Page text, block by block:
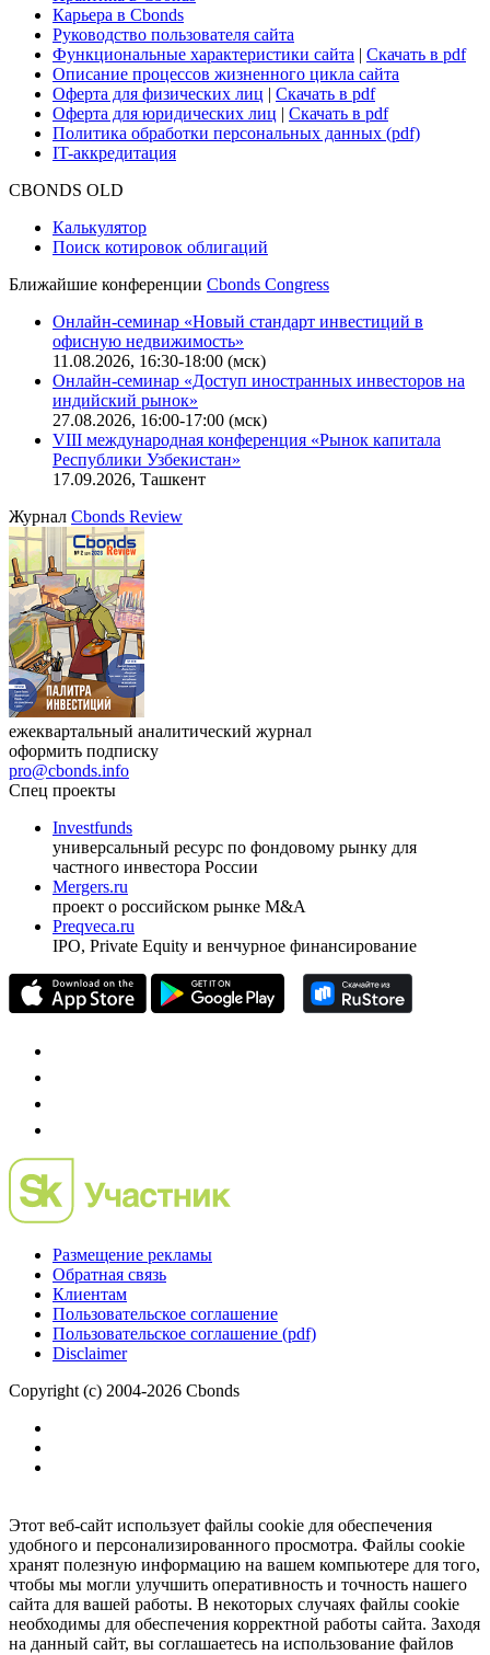
Для клиентов
О нас
Безопасность проведения платежей
Практика в Cbonds
Карьера в Cbonds
Руководство пользователя сайта
Функциональные характеристики сайта|Скачать в pdf
Описание процессов жизненного цикла сайта
Оферта для физических лиц
Оферта для юридических лиц
IT-аккредитация
Поиск котировок облигаций
Ближайшие конференцииCbonds Congress
Онлайн-семинар «Новый стандарт инвестиций в
офисную недвижимость»
11.08.2026, 16:30-18:00 (мск)
Онлайн-семинар «Доступ иностранных инвесторов на
индийский рынок»
VIII международная конференция «Рынок капитала
Республики Узбекистан»
17.09.2026, Ташкент
ЖурналCbonds Review
ежеквартальный аналитический журнал
оформить подписку
pro@cbonds.info
Спец проекты
Investfunds
универсальный ресурс по фондовому рынку для
частного инвестора России
проект о российском рынке M&A
Preqveca.ru
Размещение рекламы
Обратная связь
Пользовательское соглашение
Copyright (c) 2004-2026 Cbonds
Этот веб-сайт использует файлы cookie для обеспечения
удобного и персонализированного просмотра. Файлы cookie
хранят полезную информацию на вашем компьютере для того,